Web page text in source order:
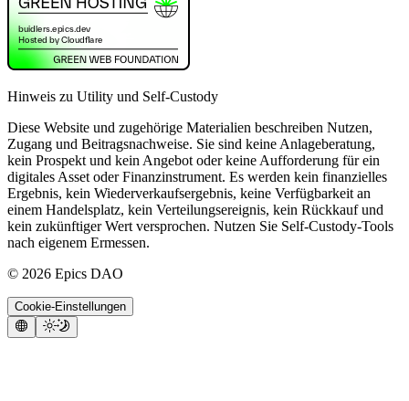
Hinweis zu Utility und Self-Custody
Diese Website und zugehörige Materialien beschreiben Nutzen,
Zugang und Beitragsnachweise. Sie sind keine Anlageberatung,
kein Prospekt und kein Angebot oder keine Aufforderung für ein
digitales Asset oder Finanzinstrument. Es werden kein finanzielles
Ergebnis, kein Wiederverkaufsergebnis, keine Verfügbarkeit an
einem Handelsplatz, kein Verteilungsereignis, kein Rückkauf und
kein zukünftiger Wert versprochen. Nutzen Sie Self-Custody-Tools
nach eigenem Ermessen.
© 2026 Epics DAO
Cookie-Einstellungen